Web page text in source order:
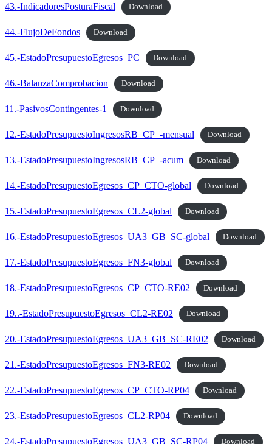
43.-IndicadoresPosturaFiscal Download
44.-FlujoDeFondos Download
45.-EstadoPresupuestoEgresos_PC Download
46.-BalanzaComprobacion Download
11.-PasivosContingentes-1 Download
12.-EstadoPresupuestoIngresosRB_CP_-mensual Download
13.-EstadoPresupuestoIngresosRB_CP_-acum Download
14.-EstadoPresupuestoEgresos_CP_CTO-global Download
15.-EstadoPresupuestoEgresos_CL2-global Download
16.-EstadoPresupuestoEgresos_UA3_GB_SC-global Download
17.-EstadoPresupuestoEgresos_FN3-global Download
18.-EstadoPresupuestoEgresos_CP_CTO-RE02 Download
19..-EstadoPresupuestoEgresos_CL2-RE02 Download
20.-EstadoPresupuestoEgresos_UA3_GB_SC-RE02 Download
21.-EstadoPresupuestoEgresos_FN3-RE02 Download
22.-EstadoPresupuestoEgresos_CP_CTO-RP04 Download
23.-EstadoPresupuestoEgresos_CL2-RP04 Download
24.-EstadoPresupuestoEgresos_UA3_GB_SC-RP04 Download